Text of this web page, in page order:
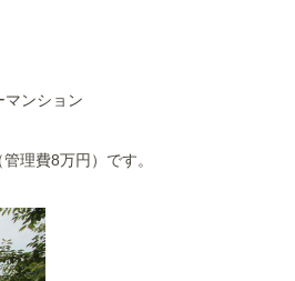
マンション
理費8万円）です。